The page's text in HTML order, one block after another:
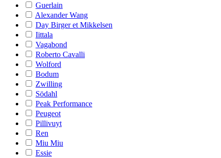
Guerlain
Alexander Wang
Day Birger et Mikkelsen
Iittala
Vagabond
Roberto Cavalli
Wolford
Bodum
Zwilling
Södahl
Peak Performance
Peugeot
Pillivuyt
Ren
Miu Miu
Essie